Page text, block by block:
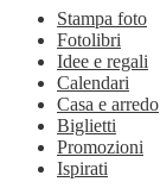
Stampa foto
Fotolibri
Idee e regali
Calendari
Casa e arredo
Biglietti
Promozioni
Ispirati